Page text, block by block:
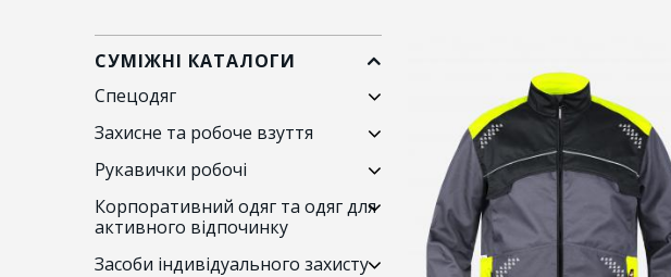
СУМІЖНІ КАТАЛОГИ
Спецодяг
Захисне та робоче взуття
Рукавички робочі
Корпоративний одяг та одяг для
активного відпочинку
Засоби індивідуального захисту